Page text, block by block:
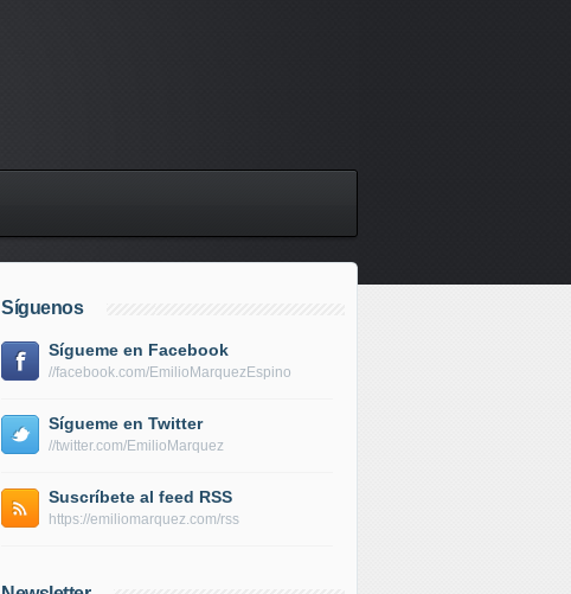
Síguenos
Sígueme en Facebook
//facebook.com/EmilioMarquezEspino
Sígueme en Twitter
//twitter.com/EmilioMarquez
Suscríbete al feed RSS
https://emiliomarquez.com/rss